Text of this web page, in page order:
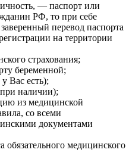
— паспорт или
РФ, то при себе
перевод паспорта
на территории
страхования;
беременной;
Вас есть);
наличии);
из медицинской
со всеми
документами
обязательного медицинского